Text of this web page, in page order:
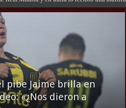
pibe Jaime brilla en
«¿Nos dieron a